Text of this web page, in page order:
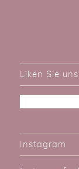
Liken Sie
Instagram